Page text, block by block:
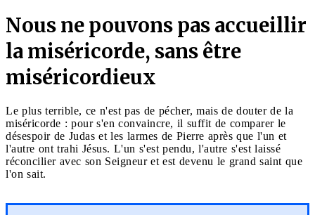
Nous ne pouvons pas accueillir
la miséricorde, sans être
miséricordieux
Le plus terrible, ce n'est pas de pécher, mais de douter de la
miséricorde : pour s'en convaincre, il suffit de comparer le
désespoir de Judas et les larmes de Pierre après que l'un et
l'autre ont trahi Jésus. L'un s'est pendu, l'autre s'est laissé
réconcilier avec son Seigneur et est devenu le grand saint que
l'on sait.